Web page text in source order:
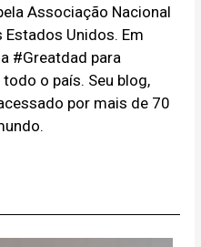
Associação Nacional
Unidos. Em
#Greatdad para
o país. Seu blog,
por mais de 70